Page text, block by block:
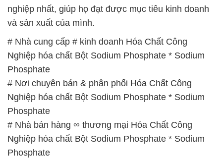
Phosphate
# Nơi chuyên bán & phân phối Hóa Chất Công
Nghiệp hóa chất Bột Sodium Phosphate * Sodium
Phosphate
# Nhà bán hàng ∞ thương mại Hóa Chất Công
Nghiệp hóa chất Bột Sodium Phosphate * Sodium
Phosphate
# Phân phối × cung ứng Hóa Chất Công Nghiệp
hóa chất Bột Sodium Phosphate * Sodium
Phosphate
# Nhà cung cấp ▲ kinh doanh Hóa Chất Công